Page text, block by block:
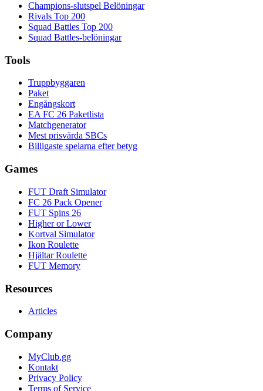
Champions-slutspel Belöningar
Rivals Top 200
Squad Battles Top 200
Squad Battles-belöningar
Tools
Truppbyggaren
Paket
Engångskort
EA FC 26 Paketlista
Matchgenerator
Mest prisvärda SBCs
Billigaste spelarna efter betyg
Games
FUT Draft Simulator
FC 26 Pack Opener
FUT Spins 26
Higher or Lower
Kortval Simulator
Ikon Roulette
Hjältar Roulette
FUT Memory
Resources
Articles
Company
MyClub.gg
Kontakt
Privacy Policy
Terms of Service